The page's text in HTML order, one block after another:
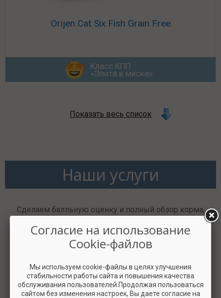
Orijen Cat Six Fish Grain Free
Класс КПП
«Элита в миске»
Показать весь список
Наши услуги
Сделаем балльную оценку и полный обзор корма,
Согласие на использование
Cookie-файлов
Мы используем cookie-файлы в целях улучшения
стабильности работы сайта и повышения качества
обслуживания пользователей.Продолжая пользоваться
сайтом без изменения настроек, Вы даете согласие на